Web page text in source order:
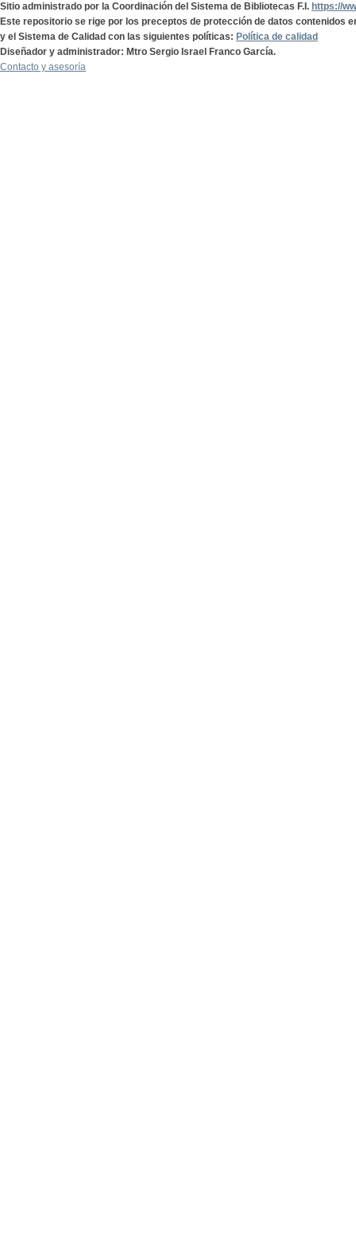
Sitio administrado por la Coordinación del Sistema de Bibliotecas F.I. https://
Este repositorio se rige por los preceptos de protección de datos contenidos
y el Sistema de Calidad con las siguientes políticas: Política de calidad
Diseñador y administrador: Mtro Sergio Israel Franco García.
Contacto y asesoría